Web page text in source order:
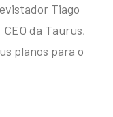
Tiago
da Taurus,
planos para o